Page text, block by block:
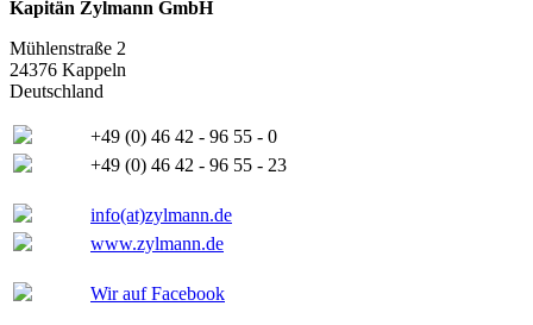
Kapitän Zylmann GmbH
Mühlenstraße 2
24376 Kappeln
Deutschland
+49 (0) 46 42 - 96 55 - 0
+49 (0) 46 42 - 96 55 - 23
info(at)zylmann.de
www.zylmann.de
Wir auf Facebook